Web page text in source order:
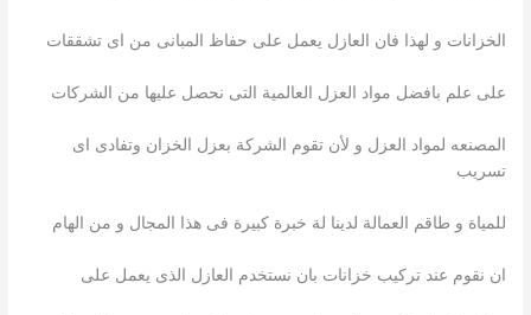
الخزانات و لهذا فان العازل يعمل على حفاظ المبانى من اى تشققات
على علم بافضل مواد العزل العالمية التى نحصل عليها من الشركات
المصنعه لمواد العزل و لأن تقوم الشركة بعزل الخزان وتفادى اى
تسريب
للمياة و طاقم العمالة لدينا لة خبرة كبيرة فى هذا المجال و من الهام
ان نقوم عند تركيب خزانات بان نستخدم العازل الذى يعمل على